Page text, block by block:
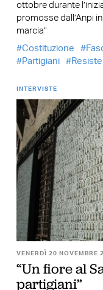
ottobre durante
promosse dall’Anpi
marcia”
Costituzione
Partigiani
INTERVISTE
VENERDÌ 20 NOVEMBRE
“Un fiore al
partigiani”